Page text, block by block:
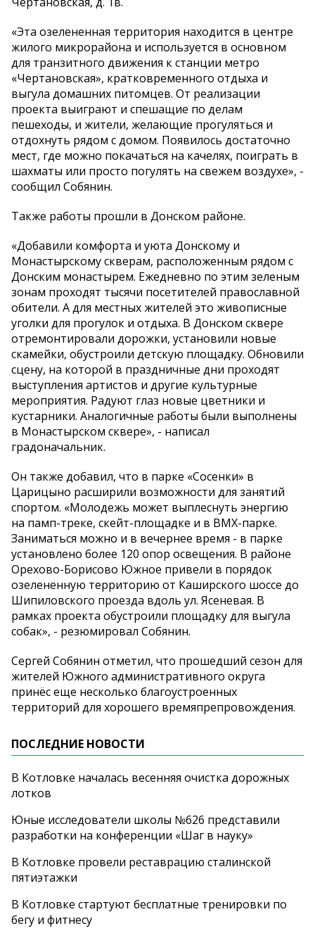
«Эта озелененная территория находится в центре
жилого микрорайона и используется в основном
для транзитного движения к станции метро
«Чертановская», кратковременного отдыха и
выгула домашних питомцев. От реализации
проекта выиграют и спешащие по делам
пешеходы, и жители, желающие прогуляться и
отдохнуть рядом с домом. Появилось достаточно
мест, где можно покачаться на качелях, поиграть в
шахматы или просто погулять на свежем воздухе», -
сообщил Собянин.
Также работы прошли в Донском районе.
«Добавили комфорта и уюта Донскому и
Монастырскому скверам, расположенным рядом с
Донским монастырем. Ежедневно по этим зеленым
зонам проходят тысячи посетителей православной
обители. А для местных жителей это живописные
уголки для прогулок и отдыха. В Донском сквере
отремонтировали дорожки, установили новые
скамейки, обустроили детскую площадку. Обновили
сцену, на которой в праздничные дни проходят
выступления артистов и другие культурные
мероприятия. Радуют глаз новые цветники и
кустарники. Аналогичные работы были выполнены
в Монастырском сквере», - написал
градоначальник.
Он также добавил, что в парке «Сосенки» в
Царицыно расширили возможности для занятий
спортом. «Молодежь может выплеснуть энергию
на памп-треке, скейт-площадке и в ВМХ-парке.
Заниматься можно и в вечернее время - в парке
установлено более 120 опор освещения. В районе
Орехово-Борисово Южное привели в порядок
озелененную территорию от Каширского шоссе до
Шипиловского проезда вдоль ул. Ясеневая. В
рамках проекта обустроили площадку для выгула
собак», - резюмировал Собянин.
Сергей Собянин отметил, что прошедший сезон для
жителей Южного административного округа
принёс еще несколько благоустроенных
территорий для хорошего времяпрепровождения.
ПОСЛЕДНИЕ НОВОСТИ
В Котловке началась весенняя очистка дорожных
лотков
Юные исследователи школы №626 представили
разработки на конференции «Шаг в науку»
В Котловке провели реставрацию сталинской
пятиэтажки
В Котловке стартуют бесплатные тренировки по
бегу и фитнесу